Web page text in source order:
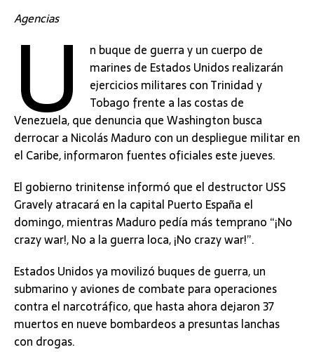
Agencias
U n buque de guerra y un cuerpo de
marines de Estados Unidos realizarán
ejercicios militares con Trinidad y
Tobago frente a las costas de
Venezuela, que denuncia que Washington busca
derrocar a Nicolás Maduro con un despliegue militar en
el Caribe, informaron fuentes oficiales este jueves.
El gobierno trinitense informó que el destructor USS
Gravely atracará en la capital Puerto España el
domingo, mientras Maduro pedía más temprano “¡No
crazy war!, No a la guerra loca, ¡No crazy war!”.
Estados Unidos ya movilizó buques de guerra, un
submarino y aviones de combate para operaciones
contra el narcotráfico, que hasta ahora dejaron 37
muertos en nueve bombardeos a presuntas lanchas
con drogas.